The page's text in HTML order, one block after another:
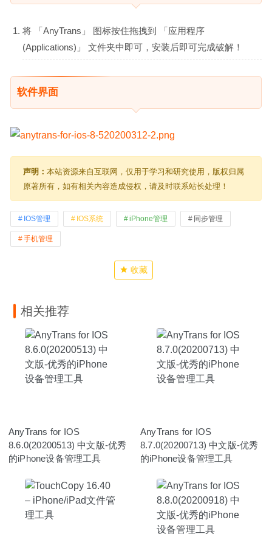
将 「AnyTrans」 图标按住拖拽到 「应用程序
(Applications)」 文件夹中即可，安装后即可完成破解！
软件界面
声明： 本站资源来自互联网，仅用于学习和研究使用，版权归属
原著所有，如有相关内容造成侵权，请及时联系站长处理！
IOS管理 IOS系统 iPhone管理 同步管理
手机管理
收藏
相关推荐
AnyTrans for IOS
8.6.0(20200513) 中文版-优秀
的iPhone设备管理工具
AnyTrans for IOS
8.7.0(20200713) 中文版-优秀
的iPhone设备管理工具